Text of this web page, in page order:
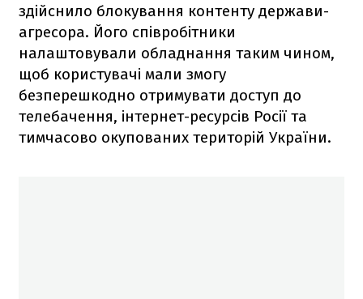
здійснило блокування контенту держави-
агресора. Його співробітники
налаштовували обладнання таким чином,
щоб користувачі мали змогу
безперешкодно отримувати доступ до
телебачення, інтернет-ресурсів Росії та
тимчасово окупованих територій України.